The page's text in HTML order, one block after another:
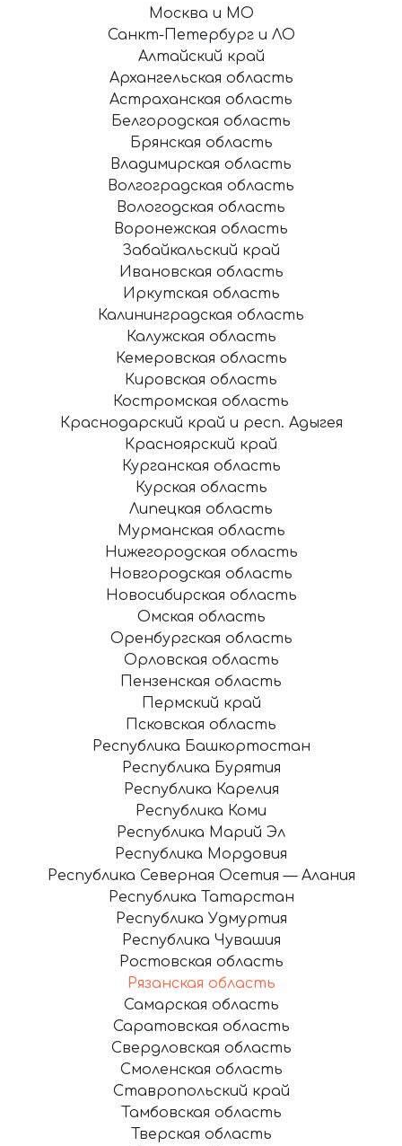
Москва и МО
Санкт-Петербург и ЛО
Алтайский край
Архангельская область
Астраханская область
Белгородская область
Брянская область
Владимирская область
Волгоградская область
Вологодская область
Воронежская область
Забайкальский край
Ивановская область
Иркутская область
Калининградская область
Калужская область
Кемеровская область
Кировская область
Костромская область
Краснодарский край и респ. Адыгея
Красноярский край
Курганская область
Курская область
Липецкая область
Мурманская область
Нижегородская область
Новгородская область
Новосибирская область
Омская область
Оренбургская область
Орловская область
Пензенская область
Пермский край
Псковская область
Республика Башкортостан
Республика Бурятия
Республика Карелия
Республика Коми
Республика Марий Эл
Республика Мордовия
Республика Северная Осетия — Алания
Республика Татарстан
Республика Удмуртия
Республика Чувашия
Ростовская область
Рязанская область
Самарская область
Саратовская область
Свердловская область
Смоленская область
Ставропольский край
Тамбовская область
Тверская область